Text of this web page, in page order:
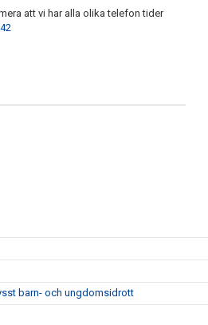
att vi har alla olika telefon tider
barn- och ungdomsidrott